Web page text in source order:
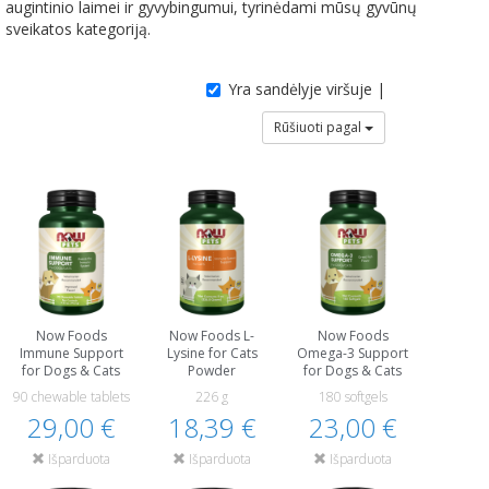
augintinio laimei ir gyvybingumui, tyrinėdami mūsų gyvūnų
sveikatos kategoriją.
Yra sandėlyje viršuje |
Rūšiuoti pagal
Now Foods
Immune Support
for Dogs & Cats
90 chewable tablets
29,00 €
Išparduota
Now Foods L-
Lysine for Cats
Powder
226 g
18,39 €
Išparduota
Now Foods
Omega-3 Support
for Dogs & Cats
180 softgels
23,00 €
Išparduota